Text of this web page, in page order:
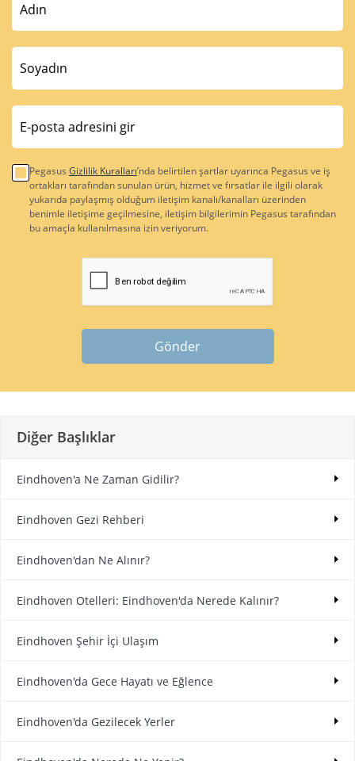
Pegasus Gizlilik Kuralları’nda belirtilen şartlar uyarınca Pegasus ve iş
ortakları tarafından sunulan ürün, hizmet ve fırsatlar ile ilgili olarak
yukarıda paylaşmış olduğum iletişim kanalı/kanalları üzerinden
benimle iletişime geçilmesine, iletişim bilgilerimin Pegasus tarafından
bu amaçla kullanılmasına izin veriyorum.
Gönder
Diğer Başlıklar
Eindhoven'a Ne Zaman Gidilir?
Eindhoven Gezi Rehberi
Eindhoven'dan Ne Alınır?
Eindhoven Otelleri: Eindhoven'da Nerede Kalınır?
Eindhoven Şehir İçi Ulaşım
Eindhoven'da Gece Hayatı ve Eğlence
Eindhoven'da Gezilecek Yerler